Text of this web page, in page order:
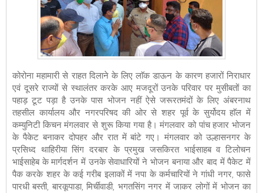
कोरोना महामारी से राहत दिलाने के लिए लाॅक डाऊन के कारण हजारों निराधार
एवं दूसरे राज्यों से स्थालंतर करके आए मजदूरों उनके परिवार पर मुसीबतों का
पहाड़ टूट पड़ा है उनके पास भोजन नहीं ऐसे जरूरतमंदों के लिए अंबरनाथ
तहसील कार्यालय और नगरपरिषद की ओर से शहर पूर्व के सुर्योदय हाॅल में
कम्युनिटी किचन मंगलवार से शुरू किया गया है। मंगलवार को पांच हजार भोजन
के पैकेट बनाकर दोपहर और रात में बांटे गए। मंगलवार को उल्हासनगर के
प्रसिध्द थाहिरीया सिंग दरबार के प्रमुख जसकिरत भाईसाहब व टिलोचन
भाईसाहेब के मार्गदर्शन में उनके सेवाधारियों ने भोजन बनाया और बाद में पैकेट में
पैक करके शहर के कई गरीब इलाकों में नपा के कर्मचारियों ने गांधी नगर, फासे
पारधी बस्ती, बारकूपाडा, मिर्चीवाडी, भगतसिंग नगर में जाकर लोगों में भोजन का